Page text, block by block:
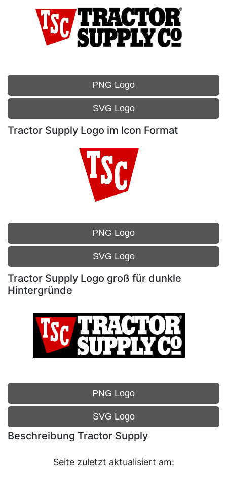
PNG Logo
SVG Logo
Tractor Supply Logo im Icon Format
PNG Logo
SVG Logo
Tractor Supply Logo groß für dunkle
Hintergründe
PNG Logo
SVG Logo
Beschreibung Tractor Supply
Seite zuletzt aktualisiert am: